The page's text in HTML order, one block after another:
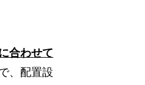
合わせて
、配置設